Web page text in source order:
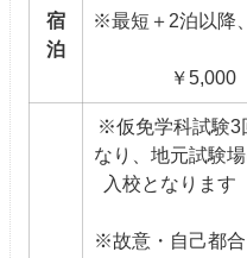
宿
泊
※最短＋2泊以降
￥5,000
※仮免学科試験3
なり、地元試験
入校となります
※故意・自己都